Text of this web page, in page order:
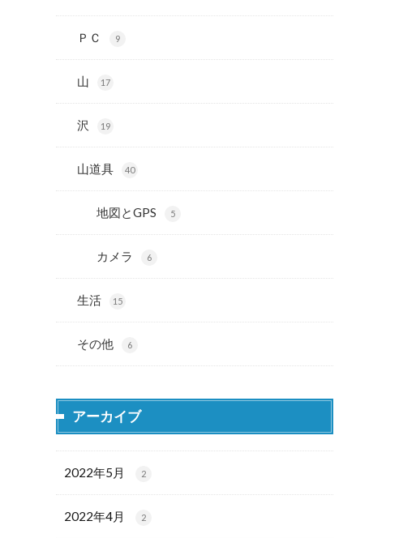
ＰＣ 9
山 17
沢 19
山道具 40
地図とGPS 5
カメラ 6
生活 15
その他 6
アーカイブ
2022年5月 2
2022年4月 2